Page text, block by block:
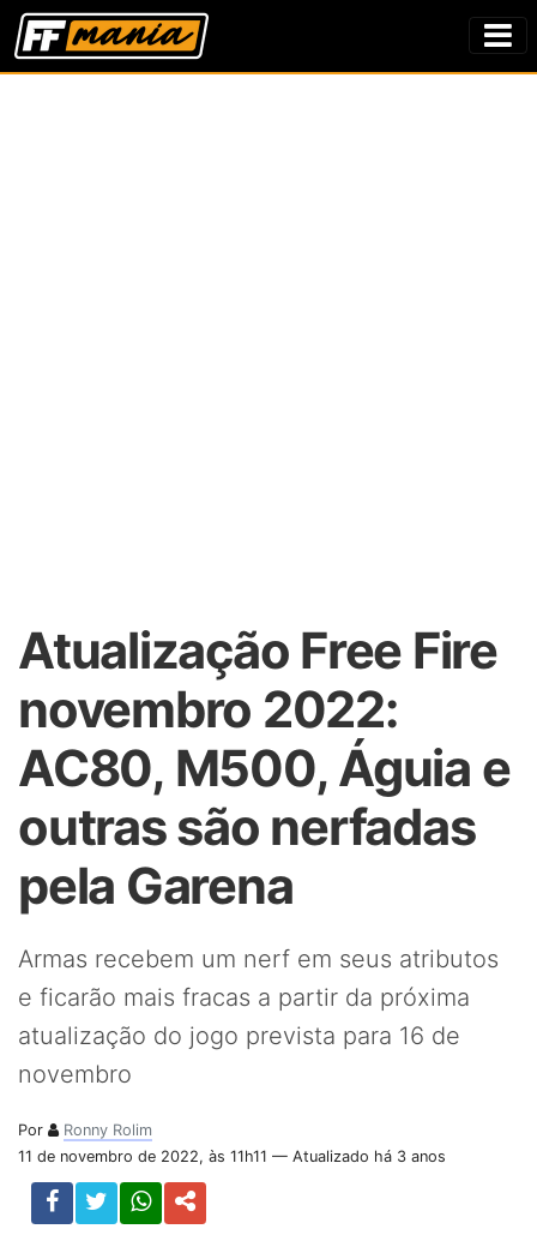
Atualização Free Fire
novembro 2022:
AC80, M500, Águia e
outras são nerfadas
pela Garena
Armas recebem um nerf em seus atributos
e ficarão mais fracas a partir da próxima
atualização do jogo prevista para 16 de
novembro
Por
Ronny Rolim
11 de novembro de 2022, às 11h11 — Atualizado há 3 anos